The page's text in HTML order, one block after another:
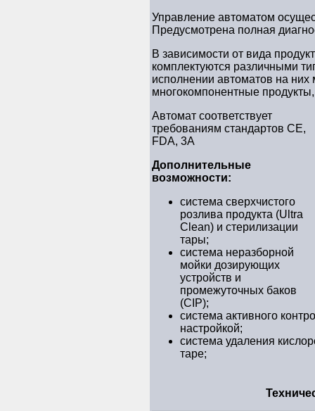
Управление автоматом
Предусмотрена полная
В зависимости от вида
комплектуются различными
исполнении автоматов на
многокомпонентные
Автомат соответствует
требованиям стандартов CЕ,
FDA, 3A
Дополнительные
возможности:
система сверхчистого
розлива продукта (Ultra
Clean) и стерилизации
тары;
система неразборной
мойки дозирующих
устройств и
промежуточных баков
(CIP);
система активного
настройкой;
система удаления
таре;